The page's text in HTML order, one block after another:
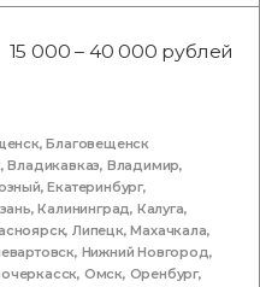
15 000 – 40 000 рублей
,Благовещенск
,Владикавказ, Владимир,
,Екатеринбург,
,Калининград, Калуга,
,Липецк,Махачкала,
, Нижний Новгород,
, Омск, Оренбург,